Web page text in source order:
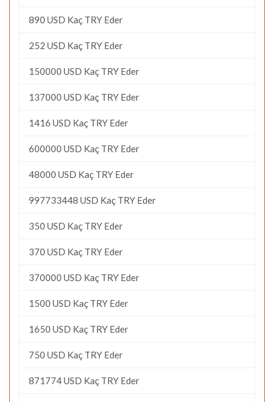
890 USD Kaç TRY Eder
252 USD Kaç TRY Eder
150000 USD Kaç TRY Eder
137000 USD Kaç TRY Eder
1416 USD Kaç TRY Eder
600000 USD Kaç TRY Eder
48000 USD Kaç TRY Eder
997733448 USD Kaç TRY Eder
350 USD Kaç TRY Eder
370 USD Kaç TRY Eder
370000 USD Kaç TRY Eder
1500 USD Kaç TRY Eder
1650 USD Kaç TRY Eder
750 USD Kaç TRY Eder
871774 USD Kaç TRY Eder